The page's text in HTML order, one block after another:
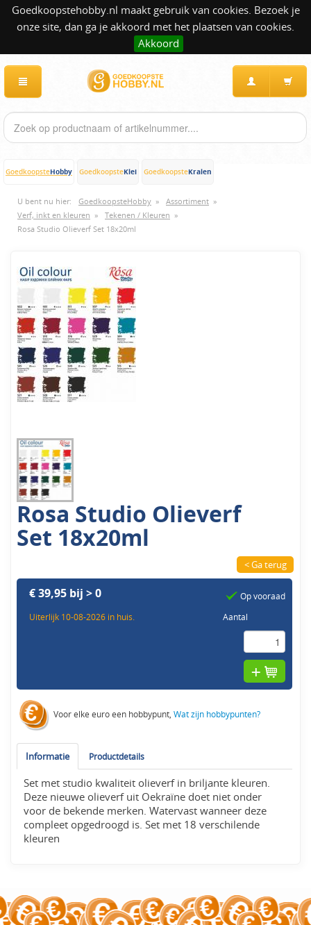
Goedkoopstehobby.nl maakt gebruik van cookies. Bezoek je
onze site, dan ga je akkoord met het plaatsen van cookies.
Akkoord
GoedkoopsteHobby GoedkoopsteKlei GoedkoopsteKralen
U bent nu hier: GoedkoopsteHobby » Assortiment »
Verf, inkt en kleuren » Tekenen / Kleuren »
Rosa Studio Olieverf Set 18x20ml
Rosa Studio Olieverf
Set 18x20ml
< Ga terug
€ 39,95 bij > 0
Uiterlijk 10-08-2026 in huis.
Op vooraad
Aantal
Voor elke euro een hobbypunt,Wat zijn hobbypunten?
Informatie Productdetails
Set met studio kwaliteit olieverf in briljante kleuren.
Deze nieuwe olieverf uit Oekraïne doet niet onder
voor de bekende merken. Watervast wanneer deze
compleet opgedroogd is. Set met 18 verschilende
kleuren